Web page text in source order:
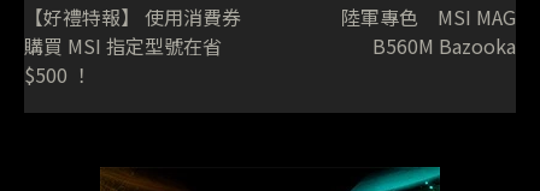
【好禮特報】 使用消費券
購買 MSI 指定型號在省
$500 ！
陸軍專色 MSI MAG
B560M Bazooka